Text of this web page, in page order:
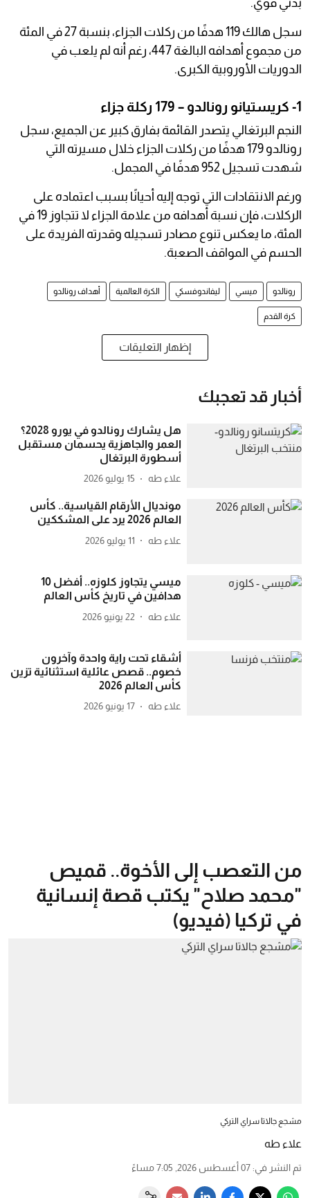
سجل هالك 119 هدفًا من ركلات الجزاء، بنسبة 27 في المئة
من مجموع أهدافه البالغة 447، رغم أنه لم يلعب في
الدوريات الأوروبية الكبرى.
1- كريستيانو رونالدو – 179 ركلة جزاء
النجم البرتغالي يتصدر القائمة بفارق كبير عن الجميع، سجل
رونالدو 179 هدفًا من ركلات الجزاء خلال مسيرته التي
شهدت تسجيل 952 هدفًا في المجمل.
ورغم الانتقادات التي توجه إليه أحيانًا بسبب اعتماده على
الركلات، فإن نسبة أهدافه من علامة الجزاء لا تتجاوز 19 في
المئة، ما يعكس تنوع مصادر تسجيله وقدرته الفريدة على
الحسم في المواقف الصعبة.
رونالدو ميسي ليفاندوفسكي الكرة العالمية أهداف رونالدو
كرة القدم
إظهار التعليقات
أخبار قد تعجبك
هل يشارك رونالدو في يورو 2028؟
العمر والجاهزية يحسمان مستقبل
أسطورة البرتغال
علاء طه 15 يوليو 2026
مونديال الأرقام القياسية.. كأس
العالم 2026 يرد على المشككين
علاء طه 11 يوليو 2026
ميسي يتجاوز كلوزه.. أفضل 10
هدافين في تاريخ كأس العالم
علاء طه 22 يونيو 2026
أشقاء تحت راية واحدة وآخرون
خصوم.. قصص عائلية استثنائية تزين
كأس العالم 2026
علاء طه 17 يونيو 2026
من التعصب إلى الأخوة.. قميص
"محمد صلاح" يكتب قصة إنسانية
في تركيا (فيديو)
مشجع جالاتا سراي التركي
علاء طه
تم النشر في: 07 أغسطس 2026, 7:05 مساءً